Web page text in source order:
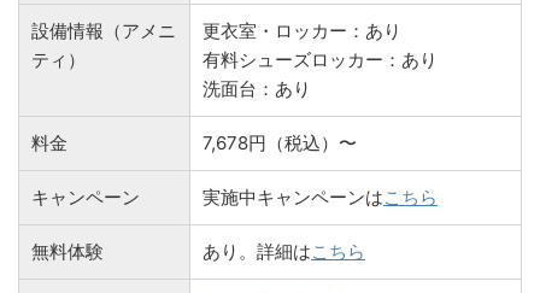
設備情報（アメニ
ティ）
更衣室・ロッカー：あり
有料シューズロッカー：あり
洗面台：あり
料金 7,678円（税込）〜
キャンペーン 実施中キャンペーンはこちら
無料体験 あり。詳細はこちら